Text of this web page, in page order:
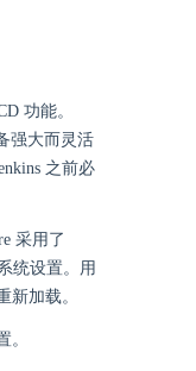
功能。
强大而灵活
之前必
采用了
统设置。用
新加载。
。